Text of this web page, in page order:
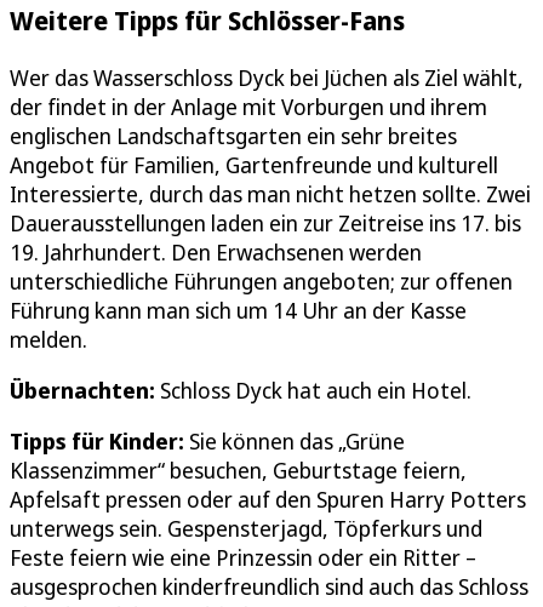
Weitere Tipps für Schlösser-Fans
Wer das Wasserschloss Dyck bei Jüchen als Ziel wählt,
der findet in der Anlage mit Vorburgen und ihrem
englischen Landschaftsgarten ein sehr breites
Angebot für Familien, Gartenfreunde und kulturell
Interessierte, durch das man nicht hetzen sollte. Zwei
Dauerausstellungen laden ein zur Zeitreise ins 17. bis
19. Jahrhundert. Den Erwachsenen werden
unterschiedliche Führungen angeboten; zur offenen
Führung kann man sich um 14 Uhr an der Kasse
melden.
Übernachten: Schloss Dyck hat auch ein Hotel.
Tipps für Kinder: Sie können das „Grüne
Klassenzimmer“ besuchen, Geburtstage feiern,
Apfelsaft pressen oder auf den Spuren Harry Potters
unterwegs sein. Gespensterjagd, Töpferkurs und
Feste feiern wie eine Prinzessin oder ein Ritter –
ausgesprochen kinderfreundlich sind auch das Schloss